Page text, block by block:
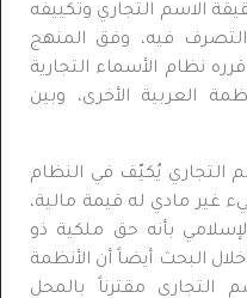
الاسم التجاري وتكييفه
فيه، وفق المنهج
نظام الأسماء التجارية
العربية الأخرى، وبين
التجاري يُكيّف في النظام
غير مادي له قيمة مالية،
بأنه حق ملكية ذو
البحث أيضاً أن الأنظمة
التجاري مقترناً بالمحل